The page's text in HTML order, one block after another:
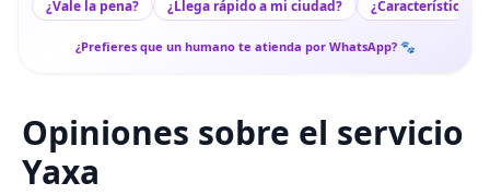
¿Vale la pena? ¿Llega rápido a mi ciudad? ¿Características
¿Prefieres que un humano te atienda por WhatsApp? 🐾
Opiniones sobre el servicio
Yaxa